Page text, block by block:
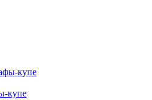
купе
купе